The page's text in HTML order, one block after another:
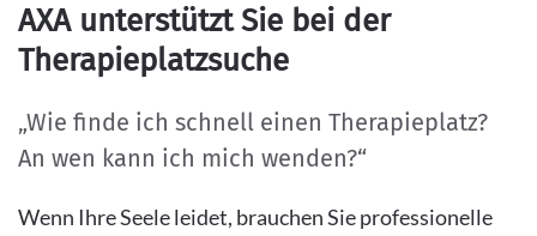
AXA unterstützt Sie bei der
Therapieplatzsuche
„Wie finde ich schnell einen Therapieplatz?
An wen kann ich mich wenden?“
Wenn Ihre Seele leidet, brauchen Sie professionelle